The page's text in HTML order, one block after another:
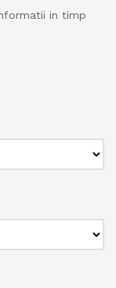
in timp